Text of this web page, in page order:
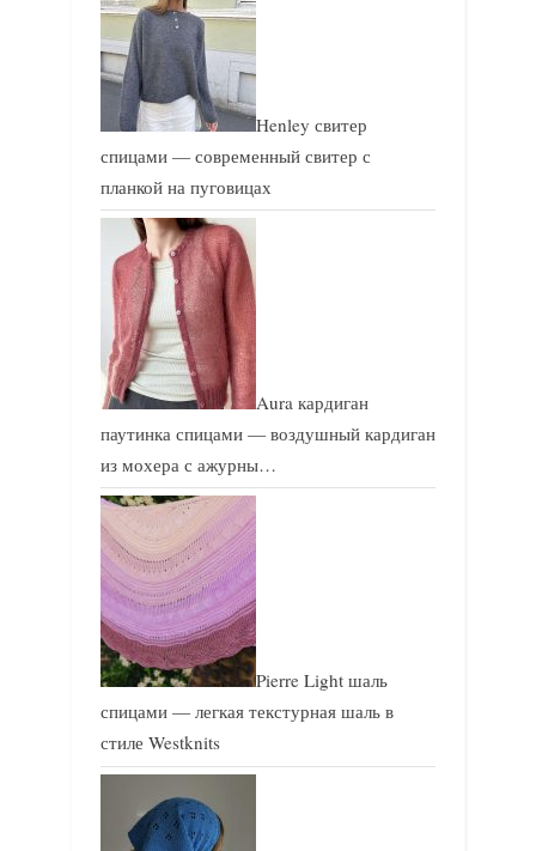
ь
:
Henley свитер
спицами — современный свитер с
планкой на пуговицах
Aura кардиган
паутинка спицами — воздушный кардиган
из мохера с ажурны…
Pierre Light шаль
спицами — легкая текстурная шаль в
стиле Westknits